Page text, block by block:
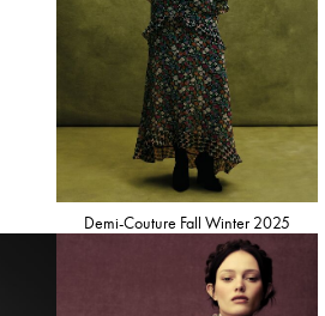
Demi-Couture Fall Winter 2025